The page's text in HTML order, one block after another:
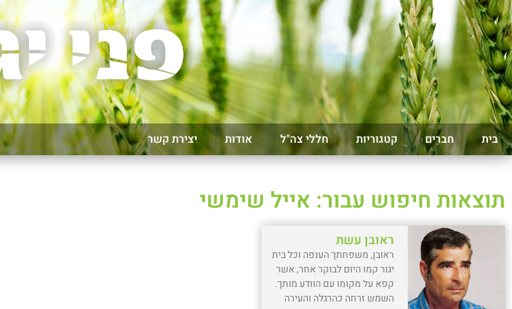
בית חברים קטגוריות חללי צה"ל אודות יצירת קשר
תוצאות חיפוש עבור: אייל שימשי
ראובן עשת
ראובן, משפחתך הענפה וכל בית
יגור קמו היום לבוקר אחר, אשר
קפא על מקומו עם הוודע מותך.
השמש זרחה כהרגלה והעירה